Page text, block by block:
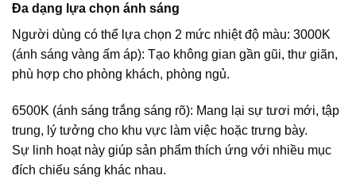
Đa dạng lựa chọn ánh sáng
Người dùng có thể lựa chọn 2 mức nhiệt độ màu: 3000K
(ánh sáng vàng ấm áp): Tạo không gian gần gũi, thư giãn,
phù hợp cho phòng khách, phòng ngủ.
6500K (ánh sáng trắng sáng rõ): Mang lại sự tươi mới, tập
trung, lý tưởng cho khu vực làm việc hoặc trưng bày.
Sự linh hoạt này giúp sản phẩm thích ứng với nhiều mục
đích chiếu sáng khác nhau.